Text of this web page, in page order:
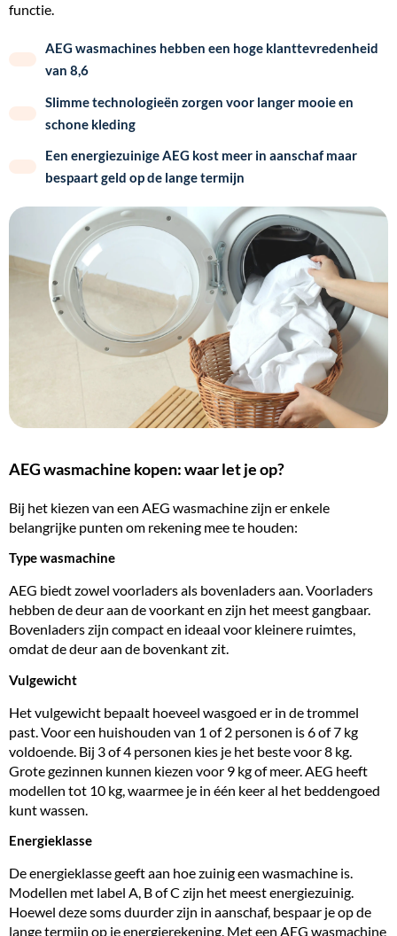
functie.
AEG wasmachines hebben een hoge klanttevredenheid
van 8,6
Slimme technologieën zorgen voor langer mooie en
schone kleding
Een energiezuinige AEG kost meer in aanschaf maar
bespaart geld op de lange termijn
AEG wasmachine kopen: waar let je op?
Bij het kiezen van een AEG wasmachine zijn er enkele
belangrijke punten om rekening mee te houden:
Type wasmachine
AEG biedt zowel voorladers als bovenladers aan. Voorladers
hebben de deur aan de voorkant en zijn het meest gangbaar.
Bovenladers zijn compact en ideaal voor kleinere ruimtes,
omdat de deur aan de bovenkant zit.
Vulgewicht
Het vulgewicht bepaalt hoeveel wasgoed er in de trommel
past. Voor een huishouden van 1 of 2 personen is 6 of 7 kg
voldoende. Bij 3 of 4 personen kies je het beste voor8 kg
Grote gezinnen kunnen kiezen voor 9 kg of meer. AEG heeft
modellen tot 10 kg, waarmee je in één keer al het beddengoed
kunt wassen.
Energieklasse
De energieklasse geeft aan hoe zuinig een wasmachine is.
Modellen met label A, B of C zijn het meestenergiezuinig.
Hoewel deze soms duurder zijn in aanschaf, bespaar je op de
lange termijn op je energierekening. Met een AEG wasmachine